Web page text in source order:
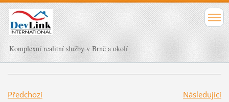
Komplexní realitní služby v Brně a okolí
Předchozí
Následující